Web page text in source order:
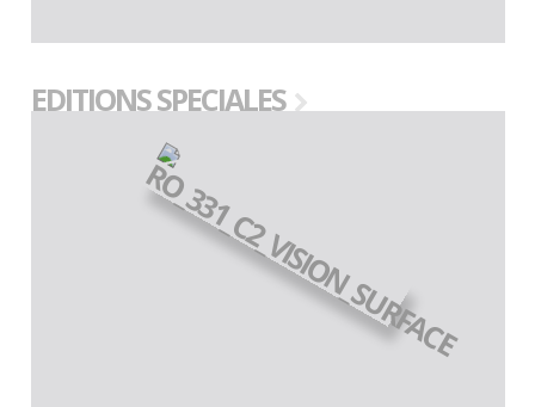
EDITIONS SPECIALES